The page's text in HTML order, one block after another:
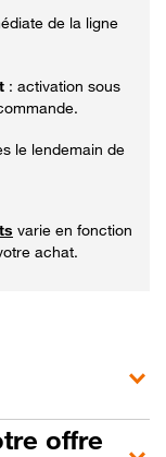
de la ligne
: activation sous
le lendemain de
varie en fonction
achat.
offre